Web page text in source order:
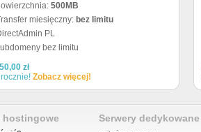
500MB
miesięczny: bez limitu
PL
bez limitu
zł
rocznie! Zobacz więcej!
hostingowe Serwery dedykowane